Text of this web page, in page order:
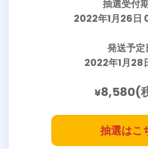
抽選受付
2022年1月26日
発送予定
2022年1月28
¥8,580(
抽選はこ